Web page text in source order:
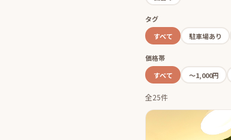
タグ
すべて
駐車場あり
価格帯
すべて
〜1,000円
全25件